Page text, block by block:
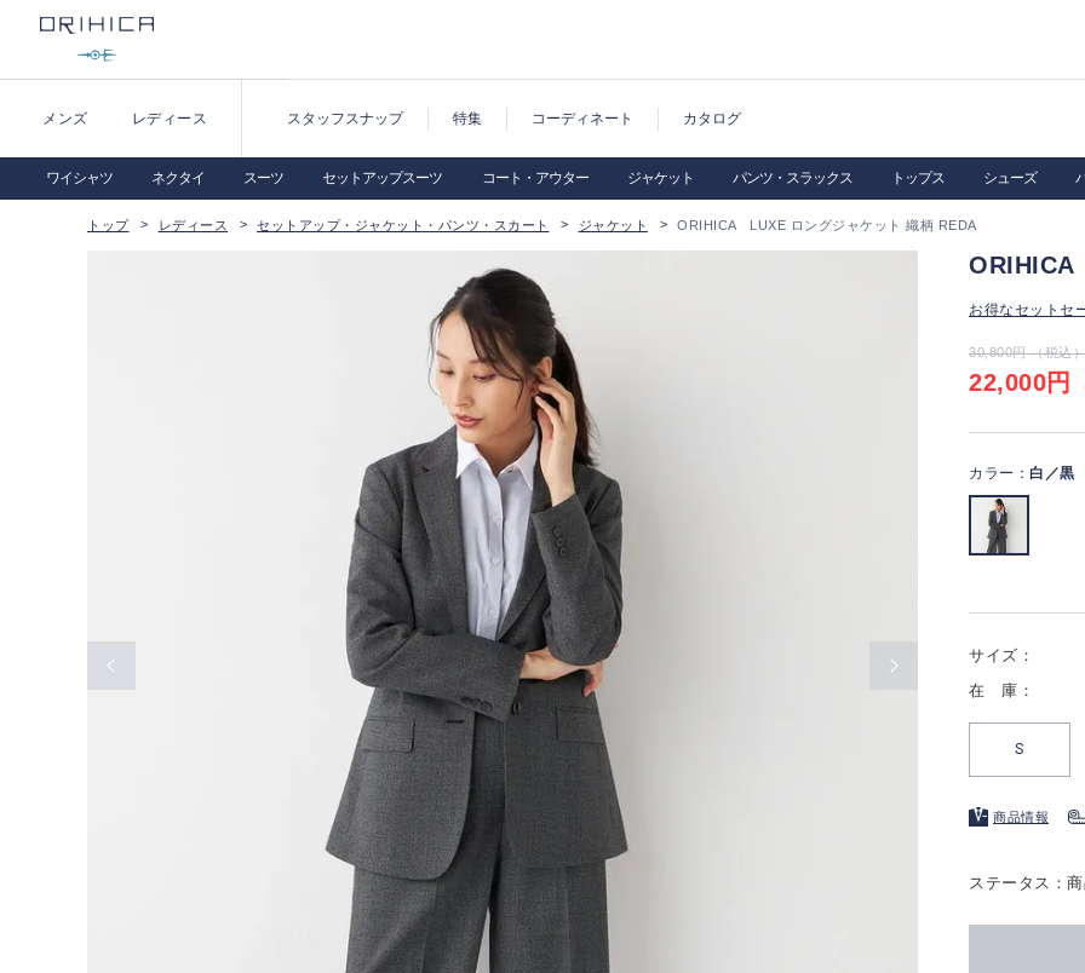
メンズ レディース スタッフスナップ 特集 コーディネート カタログ
ワイシャツ ネクタイ スーツ セットアップスーツ コート・アウター ジャケット パンツ・スラックス トップス シューズ
トップ レディース セットアップ・ジャケット・パンツ・スカート ジャケット ORIHICA LUXE ロングジャケット 織柄 REDA
ORIHICA
お得なセットセ
30,800円 （税込）
22,000円
カラー： 白／黒
サイズ：
在 庫：
S
商品情報
ステータス：